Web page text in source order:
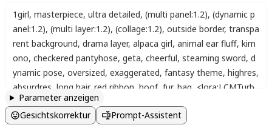
1girl, masterpiece, ultra detailed, (multi panel:1.2), (dynamic p
anel:1.2), (multi layer:1.2), (collage:1.2), outside border, transpa
rent background, drama layer, alpaca girl, animal ear fluff, kim
ono, checkered pantyhose, geta, cheerful, steaming sword, d
ynamic pose, oversized, exaggerated, fantasy theme, highres,
absurdres long hair, red ribbon hoof, fur, bag <lora:LCMTurb
oMix2fix:1>, <alpacako_xl>
Parameter anzeigen
Gesichtskorrektur
Prompt-Assistent